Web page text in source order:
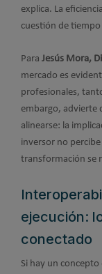
explica. La
cuestión de tiempo
Para Jesús Mora,
mercado es
profesionales,
embargo, advierte
alinearse: la
inversor no
transformación se
ejecución:
conectado
Si hay un concepto